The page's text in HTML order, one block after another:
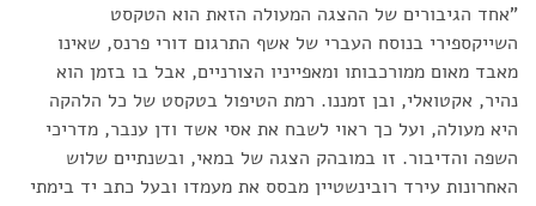
"אחד הגיבורים של ההצגה המעולה הזאת הוא הטקסט
השייקספירי בנוסח העברי של אשף התרגום דורי פרנס, שאינו
מאבד מאום ממורכבותו ומאפייניו הצורניים, אבל בו בזמן הוא
נהיר, אקטואלי, ובן זמננו. רמת הטיפול בטקסט של כל הלהקה
היא מעולה, ועל כך ראוי לשבח את אסי אשד ודן ענבר, מדריכי
השפה והדיבור. זו במובהק הצגה של במאי, ובשנתיים שלוש
האחרונות עירד רובינשטיין מבסס את מעמדו ובעל כתב יד בימתי